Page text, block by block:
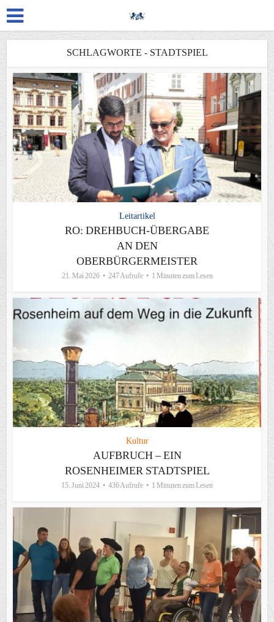
SCHLAGWORTE - STADTSPIEL
Leitartikel
RO: DREHBUCH-ÜBERGABE
AN DEN
OBERBÜRGERMEISTER
21. Mai 2026 247 Aufrufe 1 Minuten zum Lesen
Kultur
AUFBRUCH – EIN
ROSENHEIMER STADTSPIEL
15. Juni 2024 436 Aufrufe 1 Minuten zum Lesen